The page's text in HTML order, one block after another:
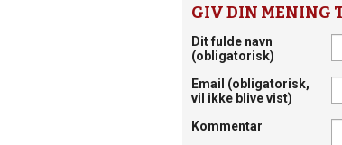
GIV DIN MENING
Dit fulde navn
(obligatorisk)
Email (obligatorisk,
vil ikke blive vist)
Kommentar